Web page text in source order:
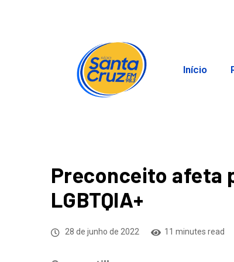
Início
Preconceito afeta
LGBTQIA+
28 de junho de 2022 11 minutes read